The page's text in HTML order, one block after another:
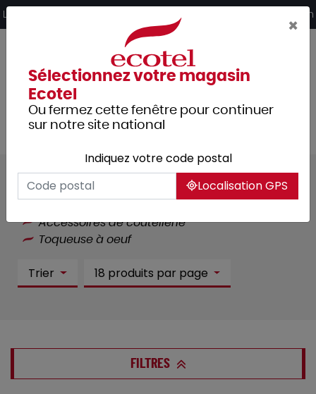
Livraison offerte dès 249€ HT d’achat et retrait 2h en magasin
Toqueuse à oeuf :1 article(s)
Accessoires de coutellerie
Toqueuse à oeuf
Trier 18 produits par page
FILTRES
×
Sélectionnez votre magasin
Ecotel
Ou fermez cette fenêtre pour continuer
sur notre site national
Indiquez votre code postal
Localisation GPS
Panneau de gestion des cookies